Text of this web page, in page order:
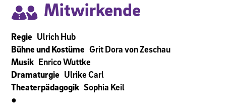
Mitwirkende
Regie Ulrich Hub
Bühne und Kostüme Grit Dora von Zeschau
Musik Enrico Wuttke
Dramaturgie Ulrike Carl
Theaterpädagogik Sophia Keil
●